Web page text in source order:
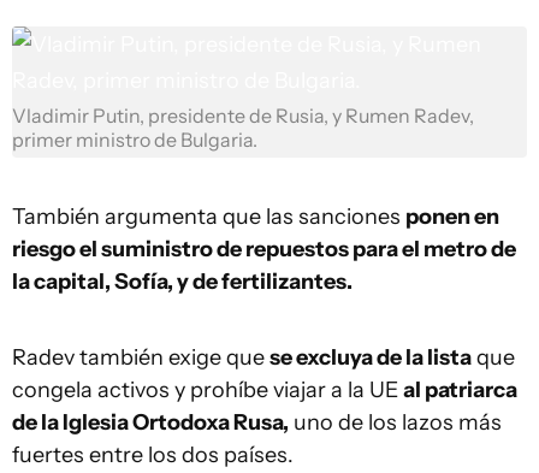
Vladimir Putin, presidente de Rusia, y Rumen Radev,
primer ministro de Bulgaria.
También argumenta que las sanciones ponen en
riesgo el suministro de repuestos para el metro de
la capital, Sofía, y de fertilizantes.
Radev también exige quese excluya de la listaque
congela activos y prohíbe viajar a la UEal patriarca
de la Iglesia Ortodoxa Rusa, uno de los lazos más
fuertes entre los dos países.